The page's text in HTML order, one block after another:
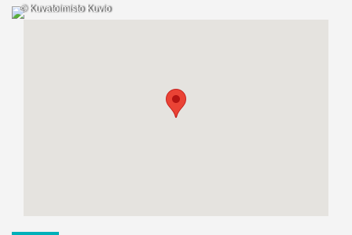
© Kuvatoimisto Kuvio